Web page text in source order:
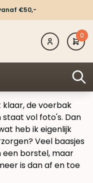
€50,-
0
klaar, de voerbak
vol foto's. Dan
heb ik eigenlijk
Veel baasjes
een borstel, maar
is dan af en toe